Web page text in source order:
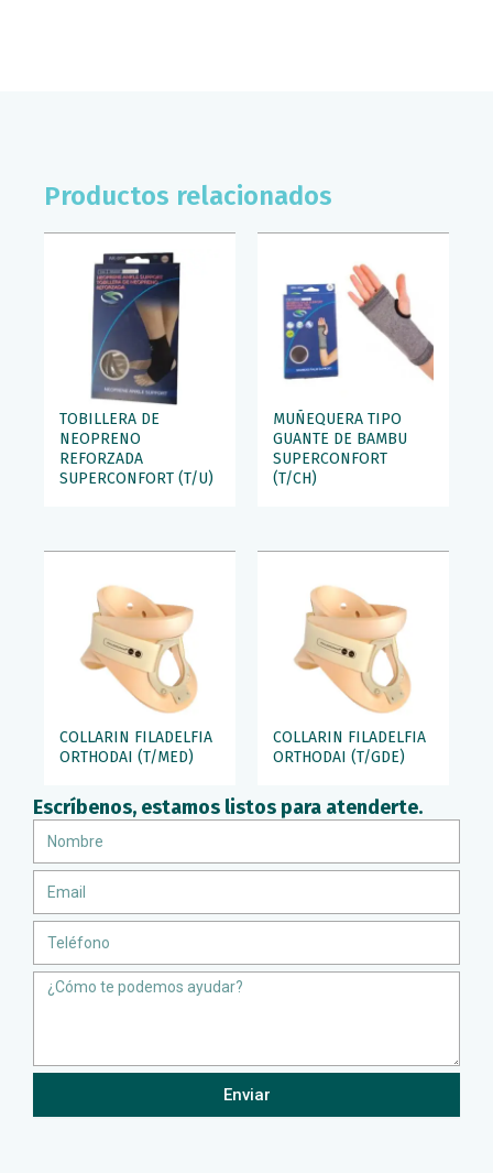
Escríbenos, estamos listos para atenderte.
Message
Enviar
Productos relacionados
TOBILLERA DE
NEOPRENO
REFORZADA
SUPERCONFORT (T/U)
MUÑEQUERA TIPO
GUANTE DE BAMBU
SUPERCONFORT
(T/CH)
COLLARIN FILADELFIA
ORTHODAI (T/MED)
COLLARIN FILADELFIA
ORTHODAI (T/GDE)